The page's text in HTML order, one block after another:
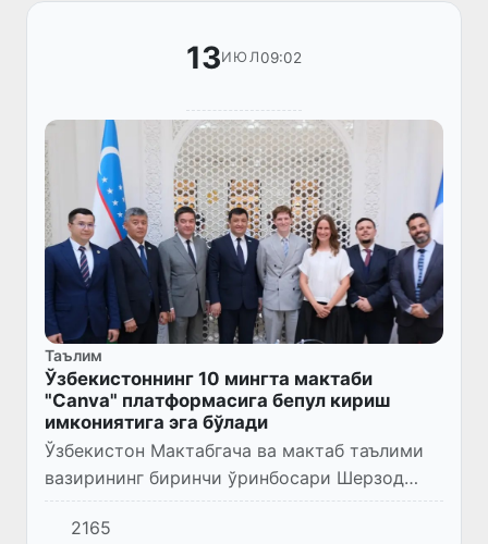
13ИЮЛ09:02
Таълим
Ўзбекистоннинг 10 мингта мактаби
"Canva" платформасига бепул кириш
имкониятига эга бўлади
Ўзбекистон Мактабгача ва мактаб таълими
вазирининг биринчи ўринбосари Шерзод
Каримов бошчилигидаги делегациянинг
Францияга хизмат сафари амалга оширилди.
2165